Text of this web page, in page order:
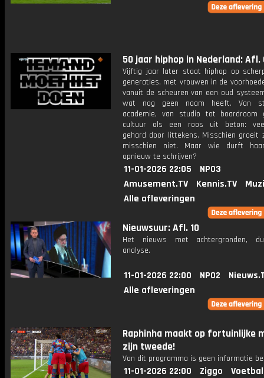
50 jaar hiphop in Nederland: Afl.
Vijftig jaar later staat hiphop op
generaties, met vrouwen in de
vanuit de scheuren van een oud
wat nog geen naam heeft. Van
academie, van studio tot boardroom
cultuur als een roos uit beton:
gehard door littekens. Misschien groeit
misschien niet. Maar wie durft
opnieuw te schrijven?
11-01-2026 22:05
NPO3
Amusement.TV
Kennis.TV
Alle afleveringen
Nieuwsuur: Afl. 10
Het nieuws met achtergronden,
analyse.
11-01-2026 22:00 NPO2
Alle afleveringen
Raphinha maakt op fortuinlijke
zijn tweede!
Van dit programma is geen informatie
11-01-2026 22:00 Ziggo